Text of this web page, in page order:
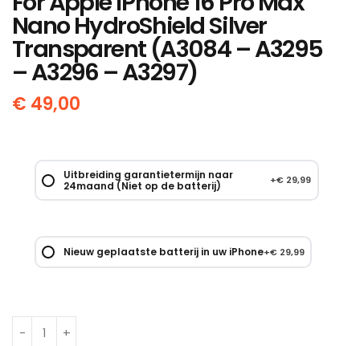
Nano HydroShield Silver
Transparent (A3084 – A3295
– A3296 – A3297)
€ 49,00
Uitbreiding garantietermijn naar
24maand (Niet op de batterij)
+€ 29,99
Nieuw geplaatste batterij in uw iPhone+€29,99